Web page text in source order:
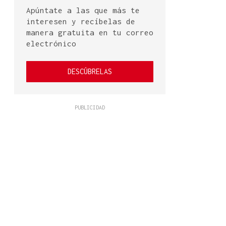
Apúntate a las que más te
interesen y recíbelas de
manera gratuita en tu correo
electrónico
DESCÚBRELAS